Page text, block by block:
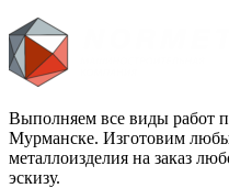
Выполняем все виды работ
Мурманске. Изготовим
металлоизделия на заказ
эскизу.